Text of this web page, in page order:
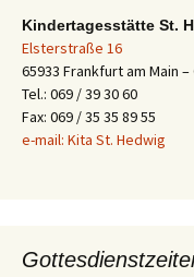
Kindertagesstätte St.
Elsterstraße 16
65933 Frankfurt am Main
Tel.: 069 / 39 30 60
Fax: 069 / 35 35 89 55
e-mail: Kita St. Hedwig